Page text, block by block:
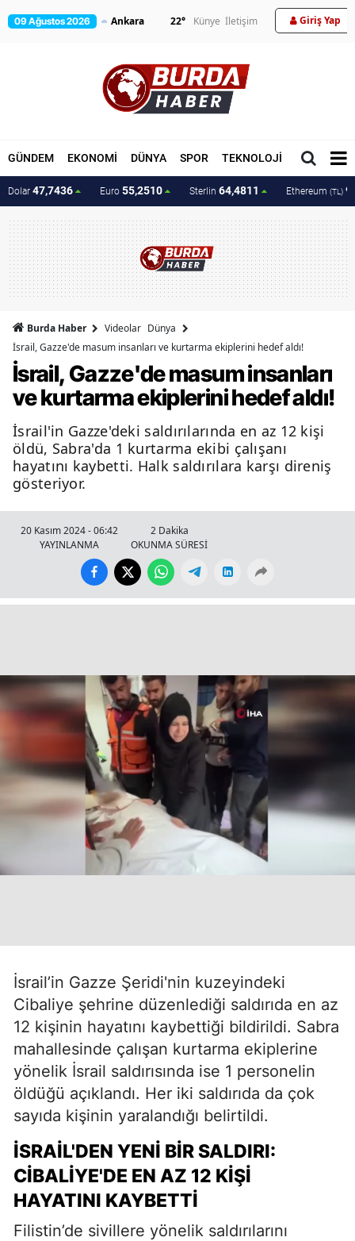
09 Ağustos 2026 22° Künye İletişim Giriş Yap
GÜNDEM EKONOMİ DÜNYA SPOR TEKNOLOJİ MAGAZİN
Dolar 47,7436 Euro 55,2510 Sterlin 64,4811 Ethereum (TL)
Burda Haber Videolar Dünya
İsrail, Gazze'de masum insanları ve kurtarma ekiplerini hedef aldı!
İsrail, Gazze'de masum insanları
ve kurtarma ekiplerini hedef aldı!
İsrail'in Gazze'deki saldırılarında en az 12 kişi
öldü, Sabra'da 1 kurtarma ekibi çalışanı
hayatını kaybetti. Halk saldırılara karşı direniş
gösteriyor.
20 Kasım 2024 - 06:42
YAYINLANMA
2 Dakika
OKUNMA SÜRESİ
İsrail’in Gazze Şeridi'nin kuzeyindeki
Cibaliye şehrine düzenlediği saldırıda en az
12 kişinin hayatını kaybettiği bildirildi. Sabra
mahallesinde çalışan kurtarma ekiplerine
yönelik İsrail saldırısında ise 1 personelin
öldüğü açıklandı. Her iki saldırıda da çok
sayıda kişinin yaralandığı belirtildi.
İSRAIL'DEN YENI BIR SALDIRI:
CIBALIYE'DE EN AZ 12 KIŞI
HAYATINI KAYBETTI
Filistin’de sivillere yönelik saldırılarını